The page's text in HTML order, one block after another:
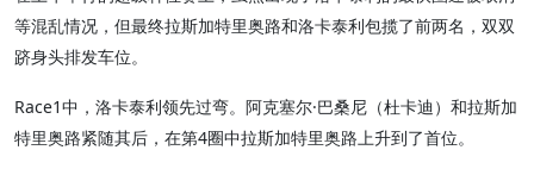
等混乱情况，但最终拉斯加特里奥路和洛卡泰利包揽了前两名，双双
跻身头排发车位。
Race1中，洛卡泰利领先过弯。阿克塞尔·巴桑尼（杜卡迪）和拉斯加
特里奥路紧随其后，在第4圈中拉斯加特里奥路上升到了首位。